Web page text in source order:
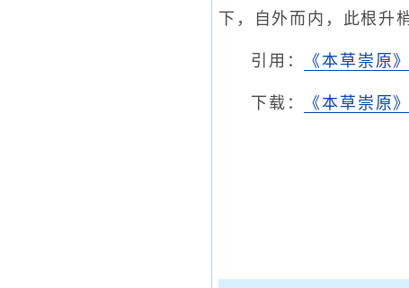
下，自外而内，此根升
引用： 《本草崇原
下载： 《本草崇原